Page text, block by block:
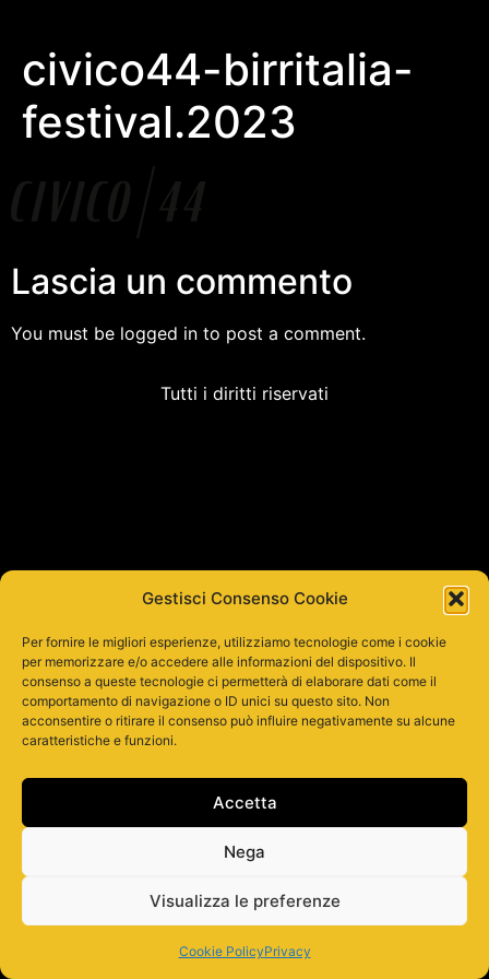
Gestisci Consenso Cookie
Per fornire le migliori esperienze, utilizziamo tecnologie come i cookie
per memorizzare e/o accedere alle informazioni del dispositivo. Il
consenso a queste tecnologie ci permetterà di elaborare dati come il
comportamento di navigazione o ID unici su questo sito. Non
acconsentire o ritirare il consenso può influire negativamente su alcune
caratteristiche e funzioni.
Accetta
Nega
Visualizza le preferenze
Cookie PolicyPrivacy
civico44-birritalia-
festival.2023
Lascia un commento
You must be logged in to post a comment.
Tutti i diritti riservati